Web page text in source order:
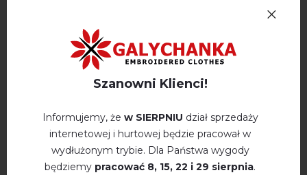
Немає відгуків про цей товар.
napisz opinie Lykach (khaki)
Szanowni Klienci!
Informujemy, że w SIERPNIU dział sprzedaży
internetowej i hurtowej będzie pracował w
wydłużonym trybie. Dla Państwa wygody
będziemy pracować 8, 15, 22 і 29 sierpnia.